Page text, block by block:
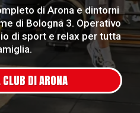
di Arona e dintorni
di Bologna 3. Operativo
di sport e relax per tutta
DI ARONA